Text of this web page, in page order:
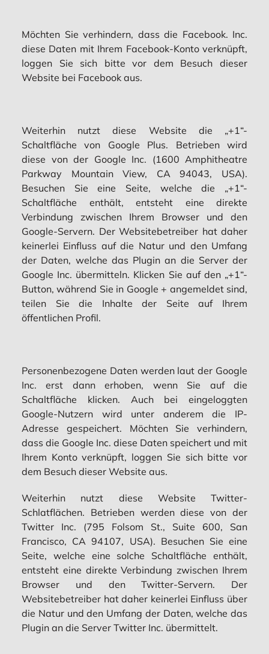
Möchten Sie verhindern, dass die Facebook. Inc.
diese Daten mit Ihrem Facebook-Konto verknüpft,
loggen Sie sich bitte vor dem Besuch dieser
Website bei Facebook aus.
Weiterhin nutzt diese Website die „+1“-
Schaltfläche von Google Plus. Betrieben wird
diese von der Google Inc. (1600 Amphitheatre
Parkway Mountain View, CA 94043, USA).
Besuchen Sie eine Seite, welche die „+1“-
Schaltfläche enthält, entsteht eine direkte
Verbindung zwischen Ihrem Browser und den
Google-Servern. Der Websitebetreiber hat daher
keinerlei Einfluss auf die Natur und den Umfang
der Daten, welche das Plugin an die Server der
Google Inc. übermitteln. Klicken Sie auf den „+1“-
Button, während Sie in Google + angemeldet sind,
teilen Sie die Inhalte der Seite auf Ihrem
öffentlichen Profil.
Personenbezogene Daten werden laut der Google
Inc. erst dann erhoben, wenn Sie auf die
Schaltfläche klicken. Auch bei eingeloggten
Google-Nutzern wird unter anderem die IP-
Adresse gespeichert. Möchten Sie verhindern,
dass die Google Inc. diese Daten speichert und mit
Ihrem Konto verknüpft, loggen Sie sich bitte vor
dem Besuch dieser Website aus.
Weiterhin nutzt diese Website Twitter-
Schlatflächen. Betrieben werden diese von der
Twitter Inc. (795 Folsom St., Suite 600, San
Francisco, CA 94107, USA). Besuchen Sie eine
Seite, welche eine solche Schaltfläche enthält,
entsteht eine direkte Verbindung zwischen Ihrem
Browser und den Twitter-Servern. Der
Websitebetreiber hat daher keinerlei Einfluss über
die Natur und den Umfang der Daten, welche das
Plugin an die Server Twitter Inc. übermittelt.